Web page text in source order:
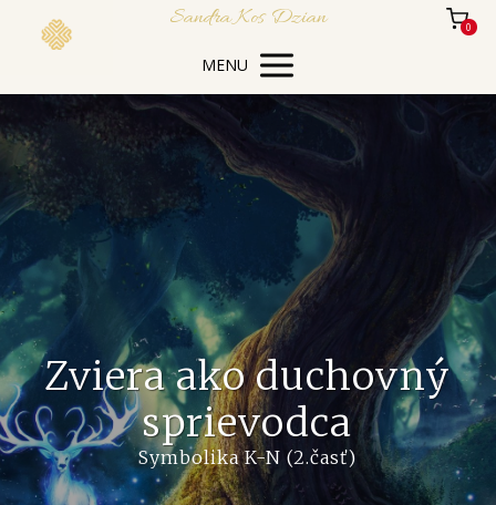
Sandra Kos Dzian 0
MENU
Zviera ako duchovný
sprievodca
Symbolika K-N (2.časť)